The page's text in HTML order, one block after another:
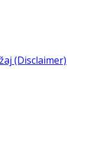
(Disclaimer)